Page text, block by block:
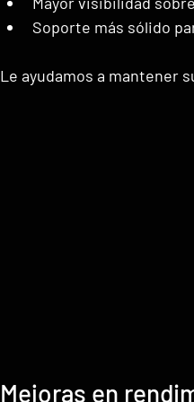
Soporte más sólido
Le ayudamos a mantener
Mejoras en